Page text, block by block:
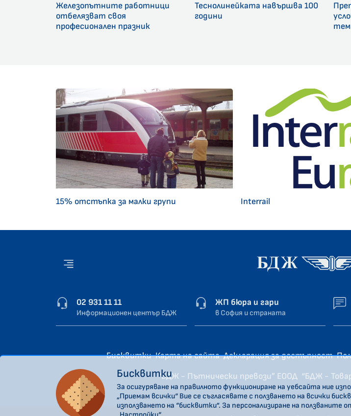
Железопътните работници
отбелязват своя
професионален празник
Теснолинейката навършва 100
години
15% отстъпка за малки групи Interrail
02 931 11 11
Информационен център БДЖ
ЖП бюра и гари
в София и страната
Бисквитки Карта на сайта Декларация за достъпност
“БДЖ - Пътнически превози” ЕООД “БДЖ -
Бисквитки
За осигуряване на правилното функциониране на уебсайта ние
„Приемам всички“ Вие се съгласявате с ползването на всички
използването на “бисквитки”. За персонализиране на